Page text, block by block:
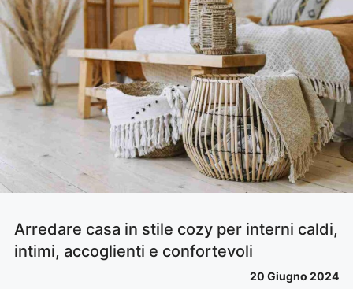
Arredare casa in stile cozy per interni caldi,
intimi, accoglienti e confortevoli
20 Giugno 2024